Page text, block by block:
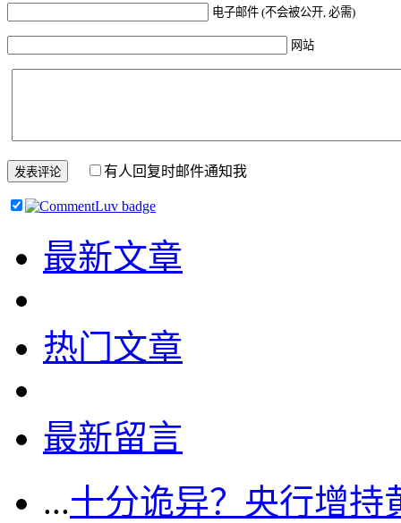
电子邮件 (不会被公开, 必需)
网站
有人回复时邮件通知我
最新文章
热门文章
最新留言
...十分诡异？央行增持